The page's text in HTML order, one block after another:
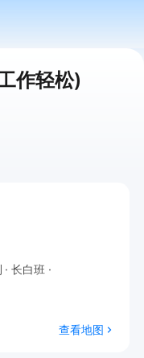
作轻松)
长白班
查看地图